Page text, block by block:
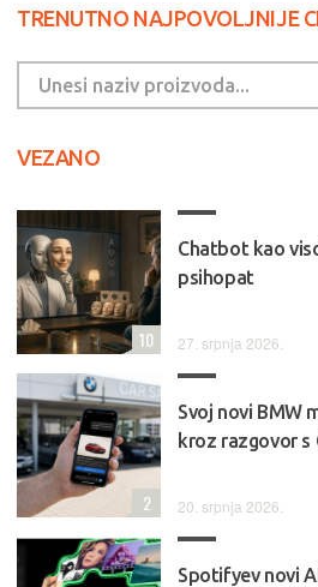
TRENUTNO NAJPOVOLJNIJE
VEZANO
Chatbot kao
psihopat
27. srpnja 2026.
10
Svoj novi BMW
kroz razgovor s
20. srpnja 2026.
2
Spotifyev novi